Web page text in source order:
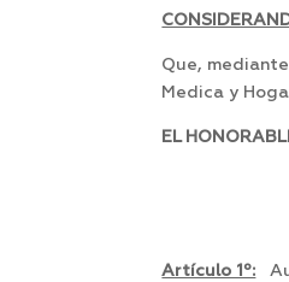
Que,
Medica y
EL
Artículo 1º: